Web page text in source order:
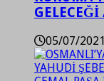
05/07/2021